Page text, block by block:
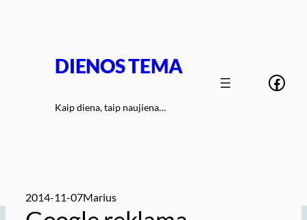
DIENOS TEMA
Kaip diena, taip naujiena…
2014-11-07Marius